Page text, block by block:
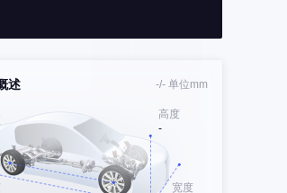
述 -/- 单位mm
高度
-
宽度